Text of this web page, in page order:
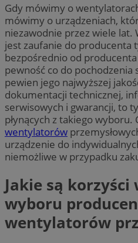
Gdy mówimy o
mówimy o urządzeniach,
niezawodnie przez wiele lat.
jest zaufanie do producenta
bezpośrednio od
pewność co do pochodzenia
pewien jego najwyższej
dokumentacji technicznej,
serwisowych i gwarancji, to
płynących z takiego wyboru.
wentylatorów
urządzenie do
niemożliwe w przypadku
Jakie są korzyści
wyboru
wentylatorów